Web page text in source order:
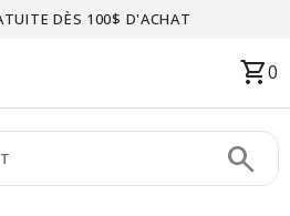
DÈS 100$ D'ACHAT
shopping_cart0
search